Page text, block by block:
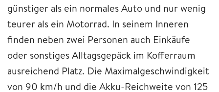
günstiger als ein normales Auto und nur wenig
teurer als ein Motorrad. In seinem Inneren
finden neben zwei Personen auch Einkäufe
oder sonstiges Alltagsgepäck im Kofferraum
ausreichend Platz. Die Maximalgeschwindigkeit
von 90 km/h und die Akku-Reichweite von 125